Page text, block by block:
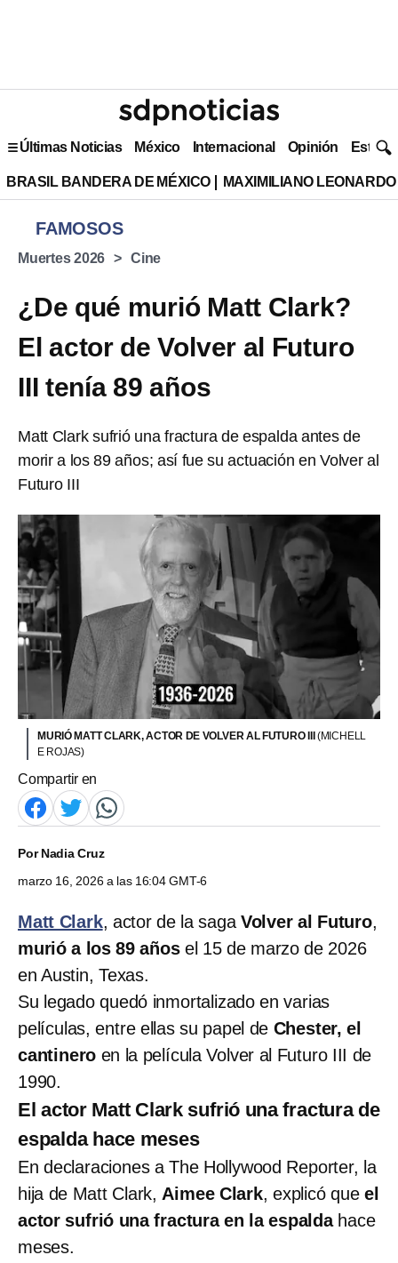
Últimas Noticias México Internacional Opinión Estilo
BRASIL BANDERA DE MÉXICO MAXIMILIANO
FAMOSOS
Muertes 2026 Cine
¿De qué murió Matt Clark?
El actor de Volver al Futuro
III tenía 89 años
Matt Clark sufrió una fractura de espalda antes de
morir a los 89 años; así fue su actuación en Volver al
Futuro III
MURIÓ MATT CLARK, ACTOR DE VOLVER AL FUTURO III (MICHELL
E ROJAS)
Compartir en
PorNadia Cruz
marzo 16, 2026 a las 16:04 GMT-6
Matt Clark, actor de la saga Volver al Futuro,
murió a los 89 años el 15 de marzo de 2026
en Austin, Texas.
Su legado quedó inmortalizado en varias
películas, entre ellas su papel de Chester, el
cantinero en la película Volver al Futuro III de
1990.
El actor Matt Clark sufrió una fractura de
espalda hace meses
En declaraciones a The Hollywood Reporter, la
hija de Matt Clark, Aimee Clark, explicó queel
actor sufrió una fractura en la espaldahace
meses.